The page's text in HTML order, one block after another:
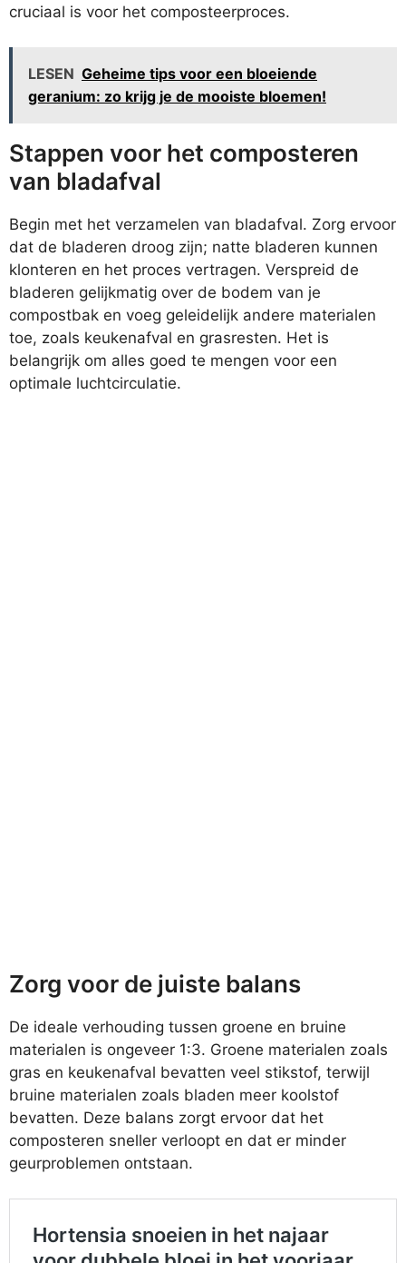
cruciaal is voor het composteerproces.
LESEN Geheime tips voor een bloeiende
geranium: zo krijg je de mooiste bloemen!
Stappen voor het composteren
van bladafval
Begin met het verzamelen van bladafval. Zorg ervoor
dat de bladeren droog zijn; natte bladeren kunnen
klonteren en het proces vertragen. Verspreid de
bladeren gelijkmatig over de bodem van je
compostbak en voeg geleidelijk andere materialen
toe, zoals keukenafval en grasresten. Het is
belangrijk om alles goed te mengen voor een
optimale luchtcirculatie.
Zorg voor de juiste balans
De ideale verhouding tussen groene en bruine
materialen is ongeveer 1:3. Groene materialen zoals
gras en keukenafval bevatten veel stikstof, terwijl
bruine materialen zoals bladen meer koolstof
bevatten. Deze balans zorgt ervoor dat het
composteren sneller verloopt en dat er minder
geurproblemen ontstaan.